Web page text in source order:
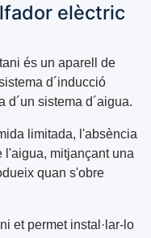
elèctric
és un aparell de
d´inducció
d´un sistema d´aigua.
limitada, l'absència
l'aigua, mitjançant una
quan s'obre
et permet instal·lar-lo